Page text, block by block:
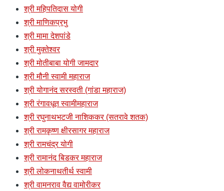
श्री महिपतिदास योगी
श्री माणिकप्रभु
श्री मामा देशपांडे
श्री मुक्तेश्वर
श्री मोतीबाबा योगी जामदार
श्री मौनी स्वामी महाराज
श्री योगानंद सरस्वती (गांडा महाराज)
श्री रंगावधूत स्वामीमहाराज
श्री रघुनाथभटजी नाशिककर (सतरावे शतक)
श्री रामकृष्ण क्षीरसागर महाराज
श्री रामचंद्र योगी
श्री रामानंद बिडकर महाराज
श्री लोकनाथतीर्थ स्वामी
श्री वामनराव वैद्य वामोरीकर